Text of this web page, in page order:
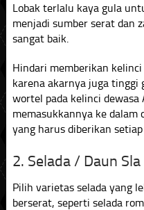
Lobak terlalu kaya gula
menjadi sumber serat dan
sangat baik.
Hindari memberikan
karena akarnya juga tinggi
wortel pada kelinci
memasukkannya ke dalam
yang harus diberikan
2. Selada / Daun Sla
Pilih varietas selada yang
berserat, seperti selada